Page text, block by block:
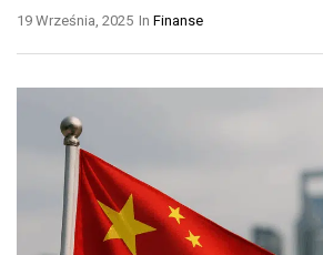
In Finanse
19 Września, 2025